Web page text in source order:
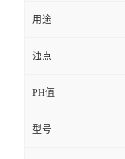
用途
浊点
PH值
型号